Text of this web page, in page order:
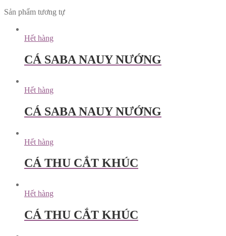
Sản phẩm tương tự
Hết hàng
CÁ SABA NAUY NƯỚNG
Hết hàng
CÁ SABA NAUY NƯỚNG
Hết hàng
CÁ THU CẮT KHÚC
Hết hàng
CÁ THU CẮT KHÚC